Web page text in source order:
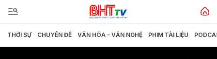
THỜI SỰ CHUYÊN ĐỀ VĂN HÓA - VĂN NGHỆ PHIM TÀI LIỆU